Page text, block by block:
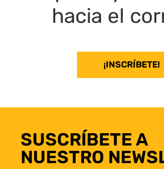
hacia el
¡INSCRÍBETE!
SUSCRÍBETE A
NUESTRO